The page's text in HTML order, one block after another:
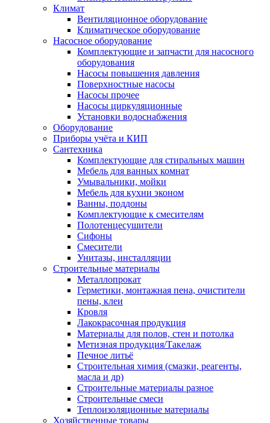
Климат
Вентиляционное оборудование
Климатическое оборудование
Насосное оборудование
Комплектующие и запчасти для насосного
оборудования
Насосы повышения давления
Поверхностные насосы
Насосы прочее
Насосы циркуляционные
Установки водоснабжения
Оборудование
Приборы учёта и КИП
Сантехника
Комплектующие для стиральных машин
Мебель для ванных комнат
Умывальники, мойки
Мебель для кухни эконом
Ванны, поддоны
Комплектующие к смесителям
Полотенцесушители
Сифоны
Смесители
Унитазы, инсталляции
Строительные материалы
Металлопрокат
Герметики, монтажная пена, очистители
пены, клеи
Кровля
Лакокрасочная продукция
Материалы для полов, стен и потолка
Метизная продукция/Такелаж
Печное литьё
Строительная химия (смазки, реагенты,
масла и др)
Строительные материалы разное
Строительные смеси
Теплоизоляционные материалы
Хозяйственные товары